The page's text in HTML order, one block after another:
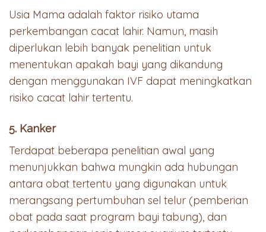
Usia Mama adalah faktor risiko utama
perkembangan cacat lahir. Namun, masih
diperlukan lebih banyak penelitian untuk
menentukan apakah bayi yang dikandung
dengan menggunakan IVF dapat meningkatkan
risiko cacat lahir tertentu.
5. Kanker
Terdapat beberapa penelitian awal yang
menunjukkan bahwa mungkin ada hubungan
antara obat tertentu yang digunakan untuk
merangsang pertumbuhan sel telur (pemberian
obat pada saat program bayi tabung), dan